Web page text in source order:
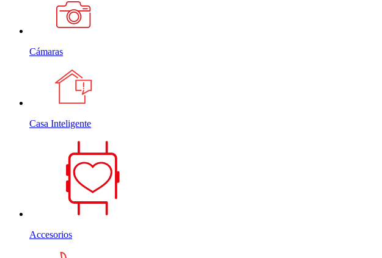
Cámaras
Casa Inteligente
Accesorios